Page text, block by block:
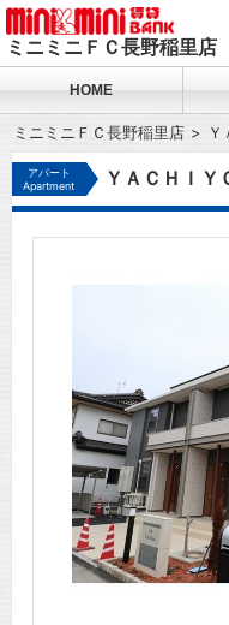
ミニミニＦＣ長野稲里店
HOME
ミニミニＦＣ長野稲里店 Ｙ
アパート
Apartment
ＹＡＣＨＩＹ